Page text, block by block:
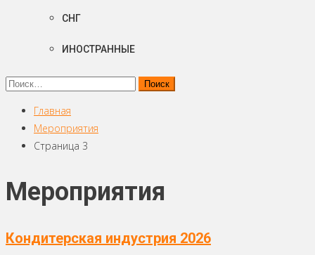
СНГ
ИНОСТРАННЫЕ
Найти:
Главная
Мероприятия
Страница 3
Мероприятия
Кондитерская индустрия 2026